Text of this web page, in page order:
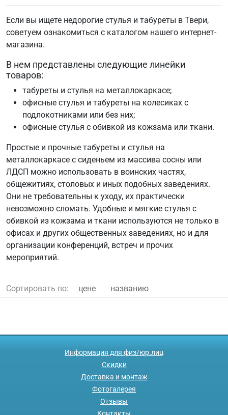
Если вы ищете недорогие стулья и табуреты в Твери,
советуем ознакомиться с каталогом нашего интернет-
магазина.
В нем представлены следующие линейки
товаров:
табуреты и стулья на металлокаркасе;
офисные стулья и табуреты на колесиках c
подлокотниками или без них;
офисные стулья с обивкой из кожзама или ткани.
Простые и прочные табуреты и стулья на
металлокаркасе с сиденьем из массива сосны или
ЛДСП можно использовать в воинских частях,
общежитиях, столовых и иных подобных заведениях.
Они не требовательны к уходу, их практически
невозможно сломать. Удобные и мягкие стулья с
обивкой из кожзама и ткани используются не только в
офисах и других общественных заведениях, но и для
организации конференций, встреч и прочих
мероприятий.
Сортировать по: цене названию
Информация для физ/юр.лиц
Скидки
Доставка и монтаж
Фотогалерея
Отзывы